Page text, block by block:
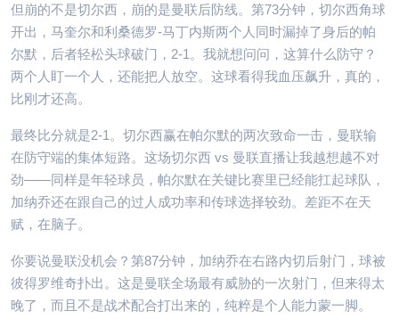
但崩的不是切尔西，崩的是曼联后防线。第73分钟，切尔西角球
开出，马奎尔和利桑德罗-马丁内斯两个人同时漏掉了身后的帕
尔默，后者轻松头球破门，2-1。我就想问问，这算什么防守？
两个人盯一个人，还能把人放空。这球看得我血压飙升，真的，
比刚才还高。
最终比分就是2-1。切尔西赢在帕尔默的两次致命一击，曼联输
在防守端的集体短路。这场切尔西 vs 曼联直播让我越想越不对
劲——同样是年轻球员，帕尔默在关键比赛里已经能扛起球队，
加纳乔还在跟自己的过人成功率和传球选择较劲。差距不在天
赋，在脑子。
你要说曼联没机会？第87分钟，加纳乔在右路内切后射门，球被
彼得罗维奇扑出。这是曼联全场最有威胁的一次射门，但来得太
晚了，而且不是战术配合打出来的，纯粹是个人能力蒙一脚。